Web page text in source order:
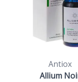
Antiox
Allium